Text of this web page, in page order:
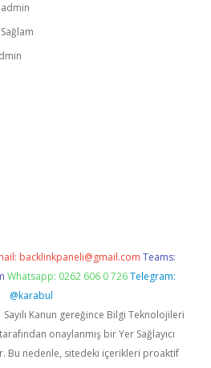
admin
Sağlam
backlinkpaneli@gmail.com Teams:
Whatsapp: 0262 606 0 726 Telegram:
@karabul
Sayılı Kanun gereğince Bilgi Teknolojileri
onaylanmış bir Yer Sağlayıcı
Bu nedenle, sitedeki içerikleri proaktif